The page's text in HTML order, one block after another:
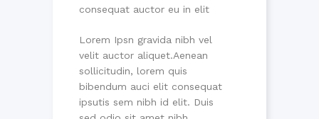
consequat auctor eu in elit
Lorem Ipsn gravida nibh vel
velit auctor aliquet.Aenean
sollicitudin, lorem quis
bibendum auci elit consequat
ipsutis sem nibh id elit. Duis